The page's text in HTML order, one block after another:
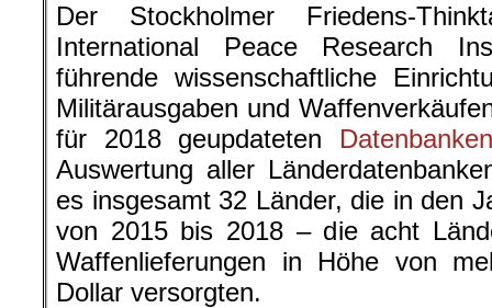
Der Stockholmer Friedens-
International Peace Research
führende wissenschaftliche
Militärausgaben und
für 2018 geupdateten
Auswertung aller
es insgesamt 32 Länder, die in den
von 2015 bis 2018 – die acht
Waffenlieferungen in Höhe von
Dollar versorgten.